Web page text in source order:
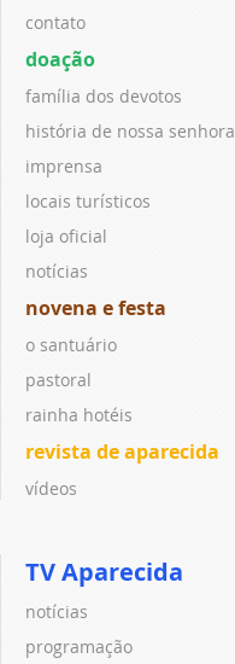
contato
doação
família dos devotos
história de nossa senhora
imprensa
locais turísticos
loja oficial
notícias
novena e festa
o santuário
pastoral
rainha hotéis
revista de aparecida
vídeos
TV Aparecida
notícias
programação